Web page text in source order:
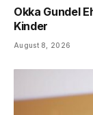
Okka Gundel
Kinder
August 8, 2026